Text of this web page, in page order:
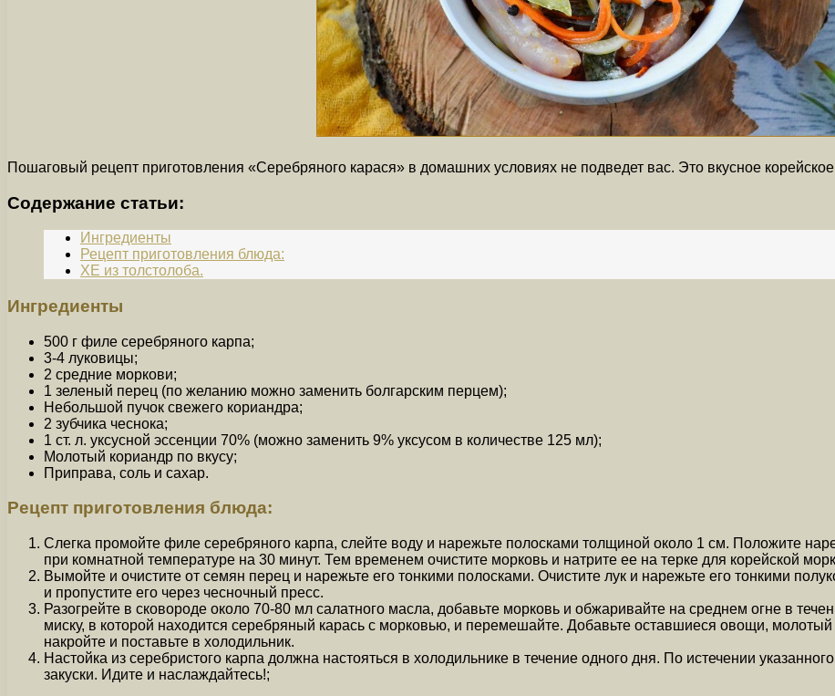
Пошаговый рецепт приготовления «Серебряного карася» в домашних условиях не подведет вас. Это вкусное
Содержание статьи:
Ингредиенты
Рецепт приготовления блюда:
ХЕ из толстолоба.
Ингредиенты
500 г филе серебряного карпа;
3-4 луковицы;
2 средние моркови;
1 зеленый перец (по желанию можно заменить болгарским перцем);
Небольшой пучок свежего кориандра;
2 зубчика чеснока;
1 ст. л. уксусной эссенции 70% (можно заменить 9% уксусом в количестве 125 мл);
Молотый кориандр по вкусу;
Приправа, соль и сахар.
Рецепт приготовления блюда:
Слегка промойте филе серебряного карпа, слейте воду и нарежьте полосками толщиной около 1 см. Положите
при комнатной температуре на 30 минут. Тем временем очистите морковь и натрите ее на терке для корейской
Вымойте и очистите от семян перец и нарежьте его тонкими полосками. Очистите лук и нарежьте его тонкими
и пропустите его через чесночный пресс.
Разогрейте в сковороде около 70-80 мл салатного масла, добавьте морковь и обжаривайте на среднем огне в
миску, в которой находится серебряный карась с морковью, и перемешайте. Добавьте оставшиеся овощи,
накройте и поставьте в холодильник.
Настойка из серебристого карпа должна настояться в холодильнике в течение одного дня. По истечении
закуски. Идите и наслаждайтесь!;